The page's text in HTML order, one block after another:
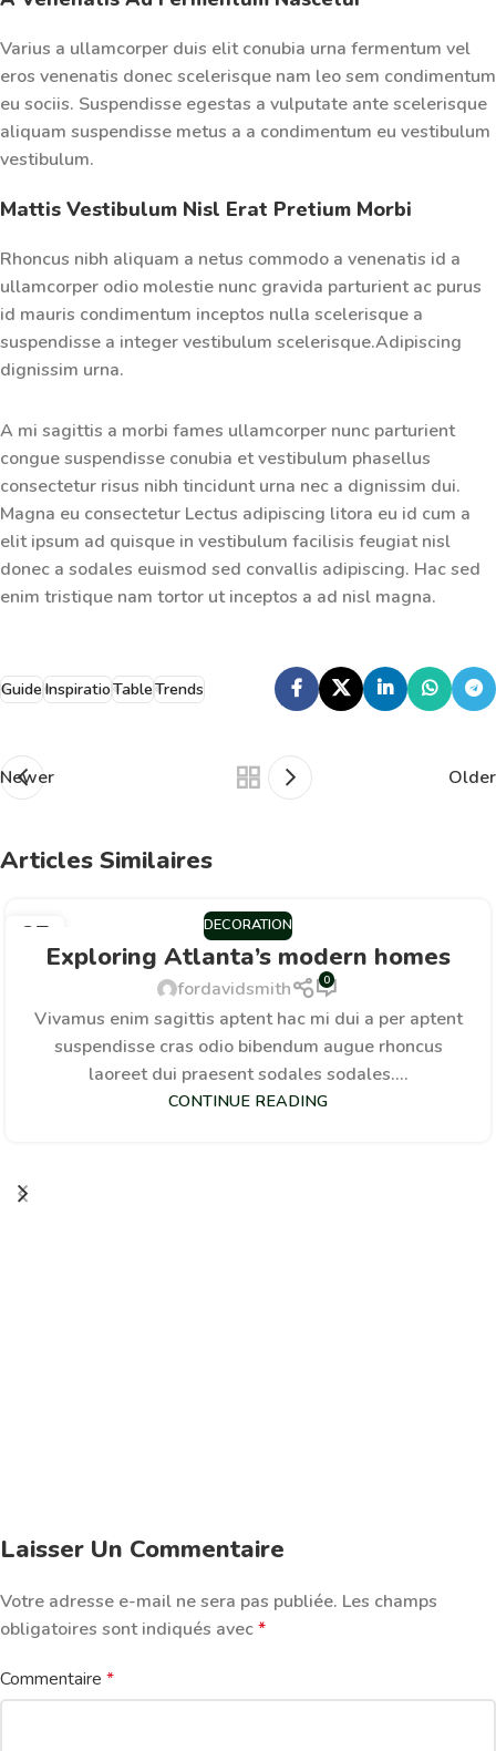
Varius a ullamcorper duis elit conubia urna fermentum vel
eros venenatis donec scelerisque nam leo sem condimentum
eu sociis. Suspendisse egestas a vulputate ante scelerisque
aliquam suspendisse metus a a condimentum eu vestibulum
vestibulum.
Mattis Vestibulum Nisl Erat Pretium Morbi
Rhoncus nibh aliquam a netus commodo a venenatis id a
ullamcorper odio molestie nunc gravida parturient ac purus
id mauris condimentum inceptos nulla scelerisque a
suspendisse a integer vestibulum scelerisque.Adipiscing
dignissim urna.
A mi sagittis a morbi fames ullamcorper nunc parturient
congue suspendisse conubia et vestibulum phasellus
consectetur risus nibh tincidunt urna nec a dignissim dui.
Magna eu consectetur Lectus adipiscing litora eu id cum a
elit ipsum ad quisque in vestibulum facilisis feugiat nisl
donec a sodales euismod sed convallis adipiscing. Hac sed
enim tristique nam tortor ut inceptos a ad nisl magna.
GuideInspiratioTableTrends
Newer Older
Articles Similaires
27
AOÛT
DECORATION
Exploring Atlanta’s modern homes
fordavidsmith 0
Vivamus enim sagittis aptent hac mi dui a per aptent
suspendisse cras odio bibendum augue rhoncus
laoreet dui praesent sodales sodales....
CONTINUE READING
Laisser Un Commentaire
Votre adresse e-mail ne sera pas publiée. Les champs
obligatoires sont indiqués avec*
Commentaire *